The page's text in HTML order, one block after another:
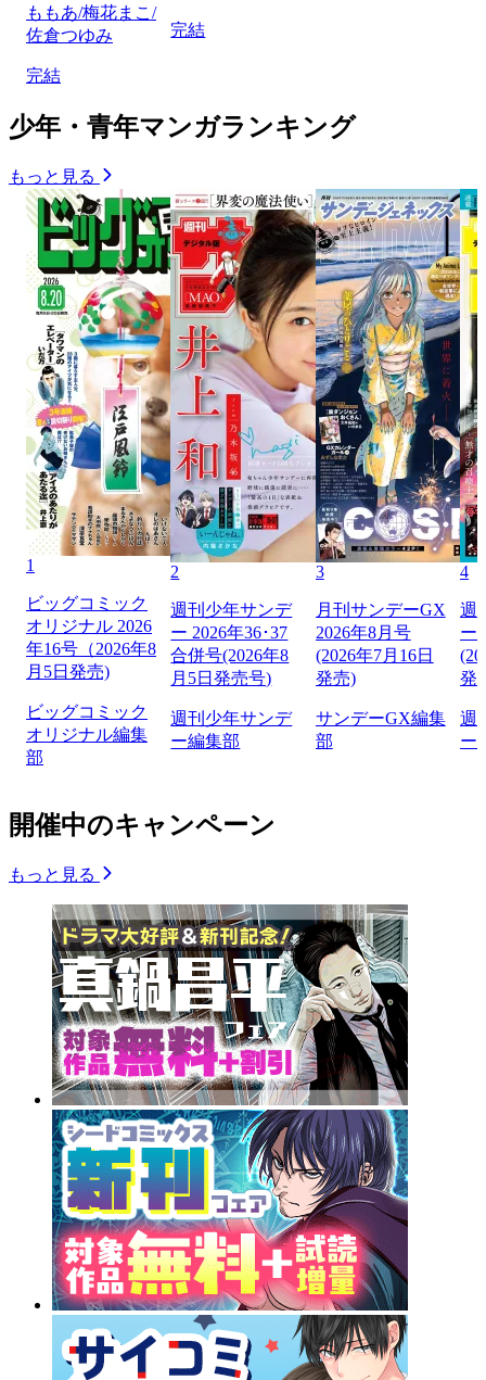
ももあ/梅花まこ/
佐倉つゆみ
完結
完結
少年・青年マンガランキング
もっと見る
1
ビッグコミック
オリジナル 2026
年16号（2026年8
月5日発売)
ビッグコミック
オリジナル編集
部
2
週刊少年サンデ
ー 2026年36･37
合併号(2026年8
月5日発売号)
週刊少年サンデ
ー編集部
3
月刊サンデーGX
2026年8月号
(2026年7月16日
発売)
サンデーGX編集
部
4
週
ー
発
週
ー
開催中のキャンペーン
もっと見る